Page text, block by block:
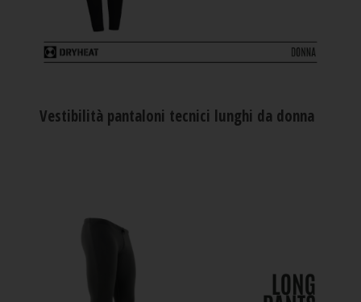
Vestibilità pantaloni tecnici lunghi da donna